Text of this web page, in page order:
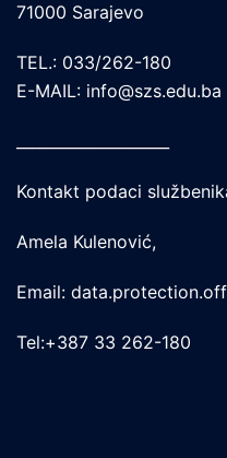
71000 Sarajevo
TEL.: 033/262-180
E-MAIL: info@szs.edu.ba
Kontakt podaci
Amela Kulenović,
Email:
Tel:+387 33 262-180